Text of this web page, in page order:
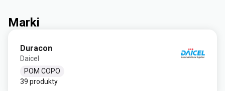
Marki
Duracon
Daicel
POM COPO
39 produkty